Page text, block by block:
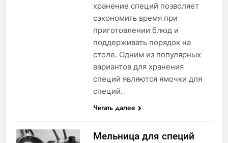
хранение специй позволяет
сэкономить время при
приготовлении блюд и
поддерживать порядок на
столе. Одним из популярных
вариантов для хранения
специй являются ямочки для
специй.
Читать далее
Мельница для специй